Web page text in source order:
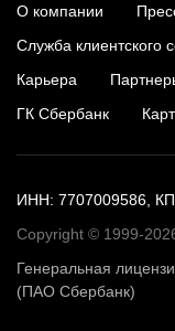
О компании
Служба клиентского
Карьера
ГК Сбербанк
ИНН: 7707009586,
Copyright © 1999-
Генеральная
(ПАО Сбербанк)